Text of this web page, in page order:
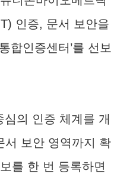
인증, 문서 보안을
합인증센터’를 선보
의 인증 체계를 개
서 보안 영역까지 확
를 한 번 등록하면